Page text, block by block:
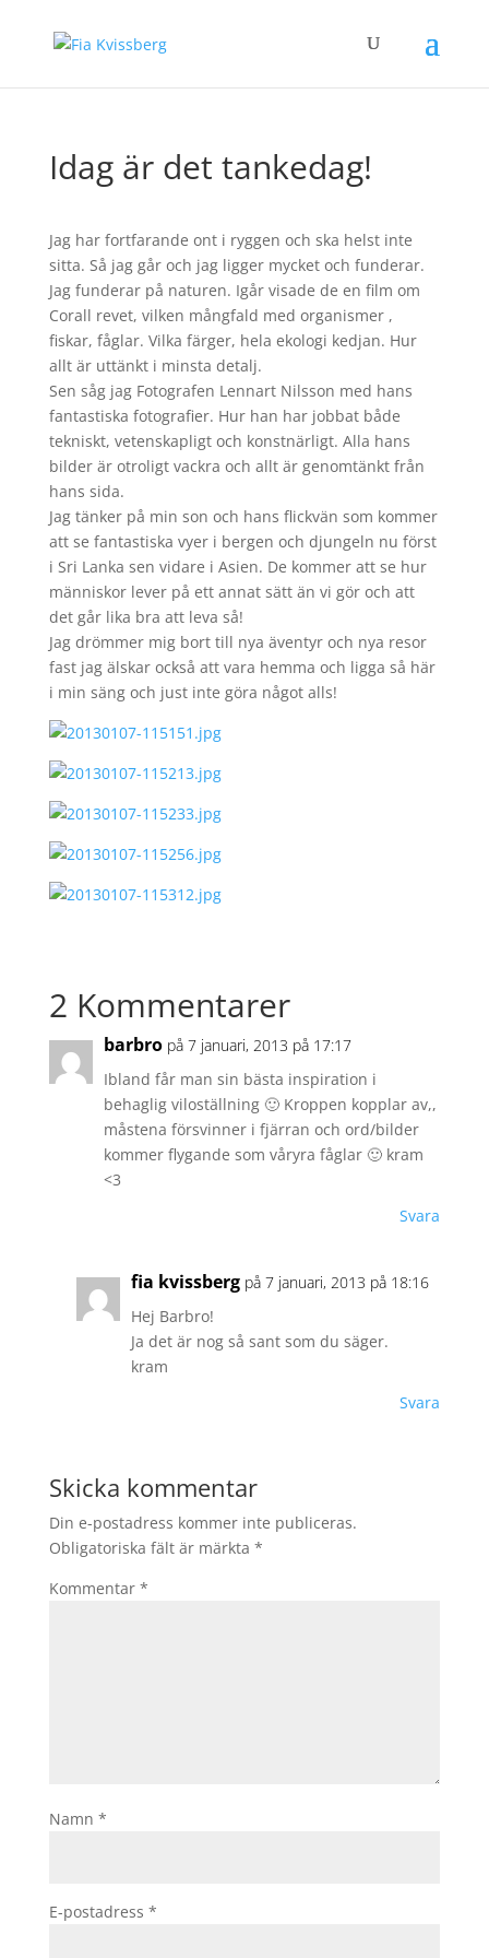
Idag är det tankedag!
Jag har fortfarande ont i ryggen och ska helst inte
sitta. Så jag går och jag ligger mycket och funderar.
Jag funderar på naturen. Igår visade de en film om
Corall revet, vilken mångfald med organismer ,
fiskar, fåglar. Vilka färger, hela ekologi kedjan. Hur
allt är uttänkt i minsta detalj.
Sen såg jag Fotografen Lennart Nilsson med hans
fantastiska fotografier. Hur han har jobbat både
tekniskt, vetenskapligt och konstnärligt. Alla hans
bilder är otroligt vackra och allt är genomtänkt från
hans sida.
Jag tänker på min son och hans flickvän som kommer
att se fantastiska vyer i bergen och djungeln nu först
i Sri Lanka sen vidare i Asien. De kommer att se hur
människor lever på ett annat sätt än vi gör och att
det går lika bra att leva så!
Jag drömmer mig bort till nya äventyr och nya resor
fast jag älskar också att vara hemma och ligga så här
i min säng och just inte göra något alls!
2 Kommentarer
barbro på 7 januari, 2013 på 17:17
Ibland får man sin bästa inspiration i
behaglig viloställning 🙂 Kroppen kopplar av,,
måstena försvinner i fjärran och ord/bilder
kommer flygande som våryra fåglar 🙂 kram
<3
Svara
fia kvissberg på 7 januari, 2013 på 18:16
Hej Barbro!
Ja det är nog så sant som du säger.
kram
Svara
Skicka kommentar
Din e-postadress kommer inte publiceras.
Obligatoriska fält är märkta *
Kommentar *
Namn *
E-postadress *